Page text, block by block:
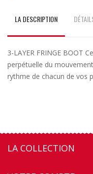
LA DESCRIPTION
3-LAYER FRINGE BOOT
perpétuelle du
rythme de chacun de vos
LA COLLECTION